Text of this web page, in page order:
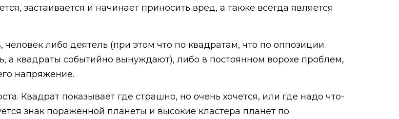
застаивается и начинает приносить вред, а также всегда является
либо деятель (при этом что по квадратам, что по оппозиции.
а квадраты событийно вынуждают), либо в постоянном ворохе проблем,
напряжение.
Квадрат показывает где страшно, но очень хочется, или где надо что-
знак поражённой планеты и высокие кластера планет по